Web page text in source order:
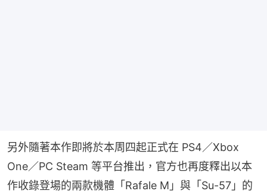
另外隨著本作即將於本周四起正式在 PS4／Xbox
One／PC Steam 等平台推出，官方也再度釋出以本
作收錄登場的兩款機體「Rafale M」與「Su-57」的